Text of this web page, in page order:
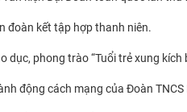
đoàn kết tập hợp thanh niên.
dục, phong trào “Tuổi trẻ xung kích
động cách mạng của Đoàn